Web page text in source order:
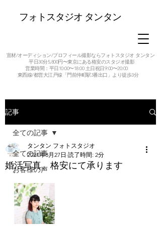
フォトスタジオ タンタン
宣材/オーディション/プロフィール撮影ならフォトスタジオ タンタン
平日30分5,800円〜東京にある格安のスタジオ撮影
営業時間：平日10:00〜18:00 土日祝日9:00〜20:00
東西線/都営大江戸線「門前仲町駅3番出口」より徒歩3分
記事
全ての記事
お客様の声
全ての記事
婚活写真、格安にて承ります
タンタン フォトスタジオ
2021年8月27日 読了時間: 2分